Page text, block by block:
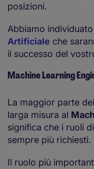
posizioni.
Abbiamo
Artificiale che
il successo del
Machine Learning
La maggior parte dei
larga misura al
significa che i ruoli di
sempre più richiesti.
Il ruolo più